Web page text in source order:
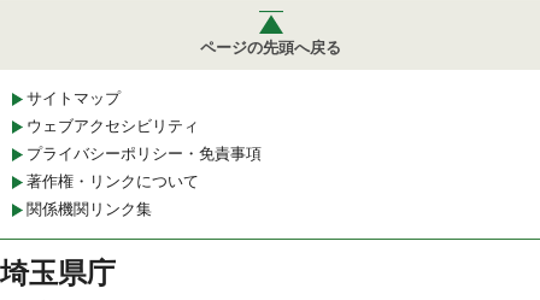
ページの先頭へ戻る
サイトマップ
ウェブアクセシビリティ
プライバシーポリシー・免責事項
著作権・リンクについて
関係機関リンク集
埼玉県庁